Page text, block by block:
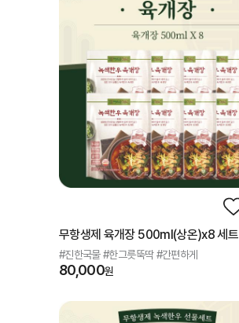
무항생제 육개장 500ml(상온)x8 세트
#진한국물 #한그릇뚝딱 #간편하게
80,000원